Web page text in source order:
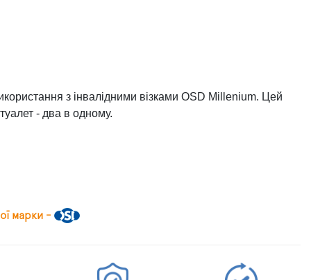
з інвалідними візками OSD Millenium. Цей
- два в одному.
марки -